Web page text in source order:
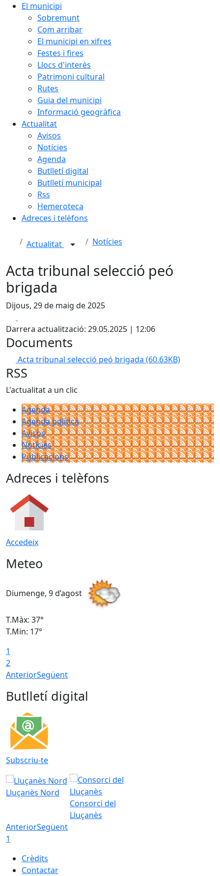
El municipi
Sobremunt
Com arribar
El municipi en xifres
Festes i fires
Llocs d'interès
Patrimoni cultural
Rutes
Guia del municipi
Informació geogràfica
Actualitat
Avisos
Notícies
Agenda
Butlletí digital
Butlletí municipal
Rss
Hemeroteca
Adreces i telèfons
Actualitat Notícies
Acta tribunal selecció peó
brigada
Dijous, 29 de maig de 2025
Darrera actualització: 29.05.2025 | 12:06
Documents
Acta tribunal selecció peó brigada (60.63KB)
RSS
L'actualitat a un clic
Agenda
Agenda política
Avisos
Notícies
Publicacions
Adreces i telèfons
Accedeix
Meteo
Diumenge, 9 d’agost
T.Màx: 37°
T.Min: 17°
1
2
AnteriorSegüent
Butlletí digital
Subscriu-te
Lluçanès Nord
Consorci del
Lluçanès
AnteriorSegüent
1
Crèdits
Contactar